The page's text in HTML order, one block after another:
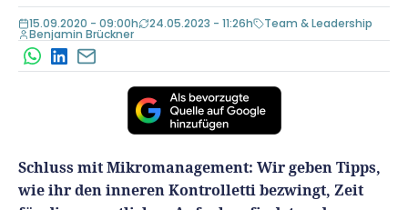
Über 500 Geschäftsideen
Bin ich ein Gründer?
Geschäftsmodell entwickeln
Businessplan-Vorlage & Muster
Gründen
Firma gründen: 10 Tipps
Rechtsform wählen
UG gründen
GmbH gründen
Wachsen
6 Tipps zum Start
Finanzieren
15.09.2020 - 09:00h 24.05.2023 - 11:26h Team & Leadership
Benjamin Brückner
WhatsApp
LinkedIn
E-Mail
Schluss mit Mikromanagement: Wir geben Tipps,
wie ihr den inneren Kontrolletti bezwingt, Zeit